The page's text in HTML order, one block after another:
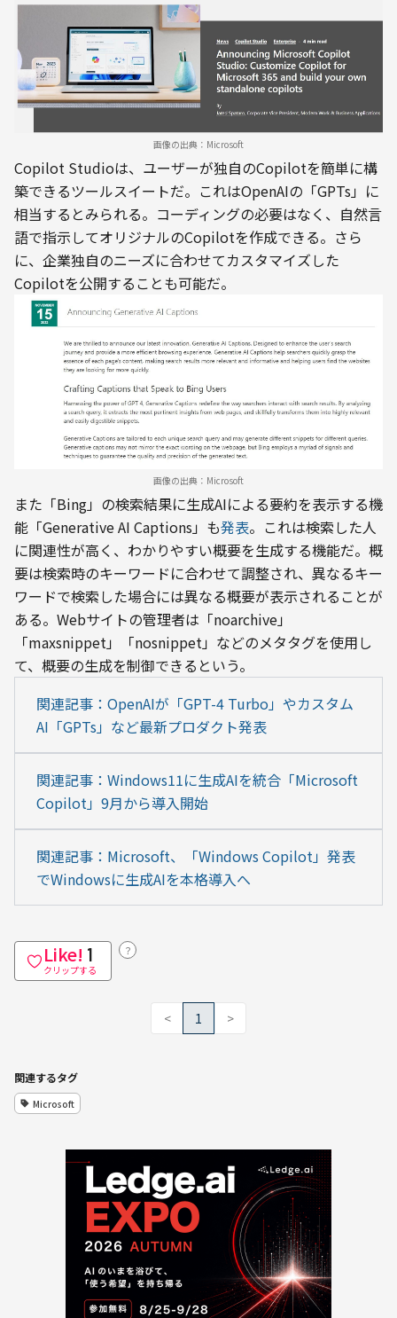
画像の出典：Microsoft
Copilot Studioは、ユーザーが独自のCopilotを簡単に構
築できるツールスイートだ。これはOpenAIの「GPTs」に
相当するとみられる。コーディングの必要はなく、自然言
語で指示してオリジナルのCopilotを作成できる。さら
に、企業独自のニーズに合わせてカスタマイズした
Copilotを公開することも可能だ。
画像の出典：Microsoft
また「Bing」の検索結果に生成AIによる要約を表示する機
能「Generative AI Captions」も発表。これは検索した人
に関連性が高く、わかりやすい概要を生成する機能だ。概
要は検索時のキーワードに合わせて調整され、異なるキー
ワードで検索した場合には異なる概要が表示されることが
ある。Webサイトの管理者は「noarchive」
「maxsnippet」「nosnippet」などのメタタグを使用し
て、概要の生成を制御できるという。
関連記事：OpenAIが「GPT-4 Turbo」やカスタム
AI「GPTs」など最新プロダクト発表
関連記事：Windows11に生成AIを統合「Microsoft
Copilot」9月から導入開始
関連記事：Microsoft、「Windows Copilot」発表
でWindowsに生成AIを本格導入へ
Like! 1
クリップする
？
< 1 >
関連するタグ
Microsoft